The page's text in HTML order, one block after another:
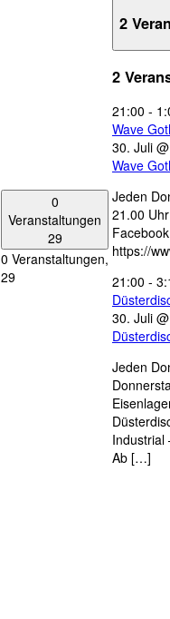
0
Veranstaltungen
29
0 Veranstaltungen,
29
2
2
21:00 -
Wave
30. Juli
Wave
Jeden
21.00
https://
21:00 -
30. Juli
Jeden
Industrial
Ab […]